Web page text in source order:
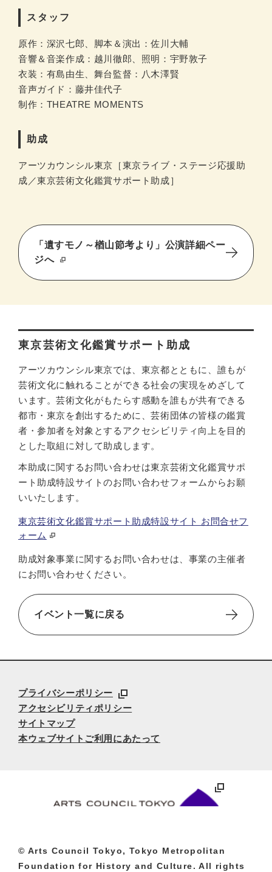
スタッフ
原作：深沢七郎、脚本＆演出：佐川大輔
音響＆音楽作成：越川徹郎、照明：宇野敦子
衣装：有島由生、舞台監督：八木澤賢
音声ガイド：藤井佳代子
制作：THEATRE MOMENTS
助成
アーツカウンシル東京［東京ライブ・ステージ応援助
成／東京芸術文化鑑賞サポート助成］
「遺すモノ～楢山節考より」公演詳細ペー
ジへ
東京芸術文化鑑賞サポート助成
アーツカウンシル東京では、東京都とともに、誰もが
芸術文化に触れることができる社会の実現をめざして
います。芸術文化がもたらす感動を誰もが共有できる
都市・東京を創出するために、芸術団体の皆様の鑑賞
者・参加者を対象とするアクセシビリティ向上を目的
とした取組に対して助成します。
本助成に関するお問い合わせは東京芸術文化鑑賞サポ
ート助成特設サイトのお問い合わせフォームからお願
いいたします。
東京芸術文化鑑賞サポート助成特設サイト お問合せフ
ォーム
助成対象事業に関するお問い合わせは、事業の主催者
にお問い合わせください。
イベント一覧に戻る
プライバシーポリシー
アクセシビリティポリシー
サイトマップ
本ウェブサイトご利用にあたって
© Arts Council Tokyo, Tokyo Metropolitan
Foundation for History and Culture. All rights